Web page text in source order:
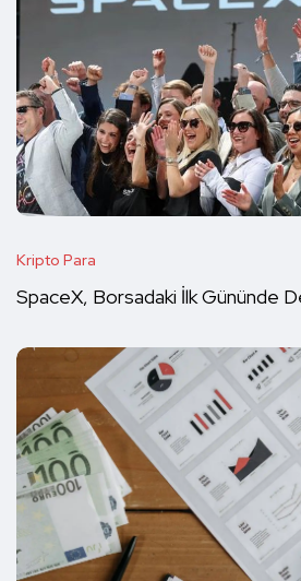
Kripto Para
SpaceX, Borsadaki İlk Gününde